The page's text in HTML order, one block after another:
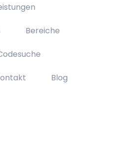
Bereiche
Blog